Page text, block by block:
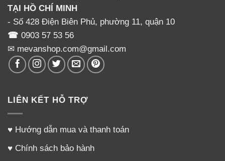
TẠI HỒ CHÍ MINH
- Số 428 Điện Biên Phủ, phường 11, quận 10
☎ 0903 57 53 56
✉ mevanshop.com@gmail.com
LIÊN KẾT HỖ TRỢ
♥ Hướng dẫn mua và thanh toán
♥ Chính sách bảo hành